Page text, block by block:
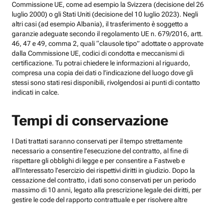
Commissione UE, come ad esempio la Svizzera (decisione del 26
luglio 2000) o gli Stati Uniti (decisione del 10 luglio 2023). Negli
altri casi (ad esempio Albania), il trasferimento è soggetto a
garanzie adeguate secondo il regolamento UE n. 679/2016, artt.
46, 47 e 49, comma 2, quali “clausole tipo” adottate o approvate
dalla Commissione UE, codici di condotta e meccanismi di
certificazione. Tu potrai chiedere le informazioni al riguardo,
compresa una copia dei dati o l’indicazione del luogo dove gli
stessi sono stati resi disponibili, rivolgendosi ai punti di contatto
indicati in calce.
Tempi di conservazione
I Dati trattati saranno conservati per il tempo strettamente
necessario a consentire l’esecuzione del contratto, al fine di
rispettare gli obblighi di legge e per consentire a Fastweb e
all’Interessato l’esercizio dei rispettivi diritti in giudizio. Dopo la
cessazione del contratto, i dati sono conservati per un periodo
massimo di 10 anni, legato alla prescrizione legale dei diritti, per
gestire le code del rapporto contrattuale e per risolvere altre